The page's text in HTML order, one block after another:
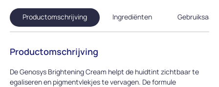
Productomschrijving Ingrediënten
Productomschrijving
De Genosys Brightening Cream helpt de huidtint zichtbaar te
egaliseren en pigmentvlekjes te vervagen. De formule